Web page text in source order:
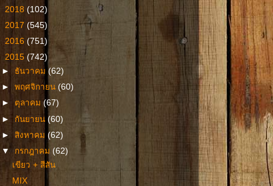
2018 (102)
2017 (545)
2016 (751)
2015 (742)
► ธันวาคม(62)
►พฤศจิกายน(60)
► ตุลาคม(67)
► กันยายน(60)
►สิงหาคม(62)
▼ กรกฎาคม (62)
เขียว + สีสัน
MIX